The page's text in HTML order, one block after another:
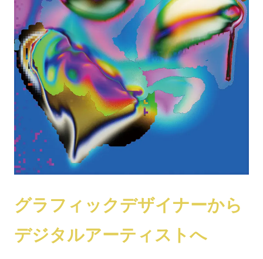
グラフィックデザイナーから
デジタルアーティストへ